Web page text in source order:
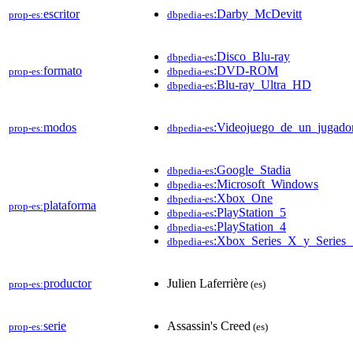
prop-es:escritor dbpedia-es:Darby_McDevitt
prop-es:formato
dbpedia-es:Disco_Blu-ray
dbpedia-es:DVD-ROM
dbpedia-es:Blu-ray_Ultra_HD
prop-es:modos dbpedia-es
prop-es:plataforma
dbpedia-es:Google_Stadia
dbpedia-es:Microsoft_Windows
dbpedia-es:Xbox_One
dbpedia-es:PlayStation_5
dbpedia-es:PlayStation_4
dbpedia-es
prop-es:productor Julien Laferrière (es)
prop-es:serie Assassin's Creed (es)